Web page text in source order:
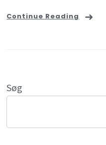
Continue Reading
Søg